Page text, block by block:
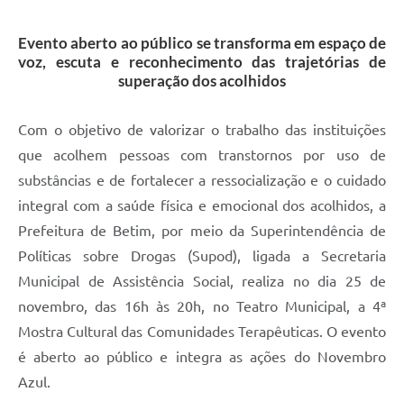
Evento aberto ao público se transforma em espaço de
voz, escuta e reconhecimento das trajetórias de
superação dos acolhidos
Com o objetivo de valorizar o trabalho das instituições
que acolhem pessoas com transtornos por uso de
substâncias e de fortalecer a ressocialização e o cuidado
integral com a saúde física e emocional dos acolhidos, a
Prefeitura de Betim, por meio da Superintendência de
Políticas sobre Drogas (Supod), ligada a Secretaria
Municipal de Assistência Social, realiza no dia 25 de
novembro, das 16h às 20h, no Teatro Municipal, a 4ª
Mostra Cultural das Comunidades Terapêuticas. O evento
é aberto ao público e integra as ações do Novembro
Azul.